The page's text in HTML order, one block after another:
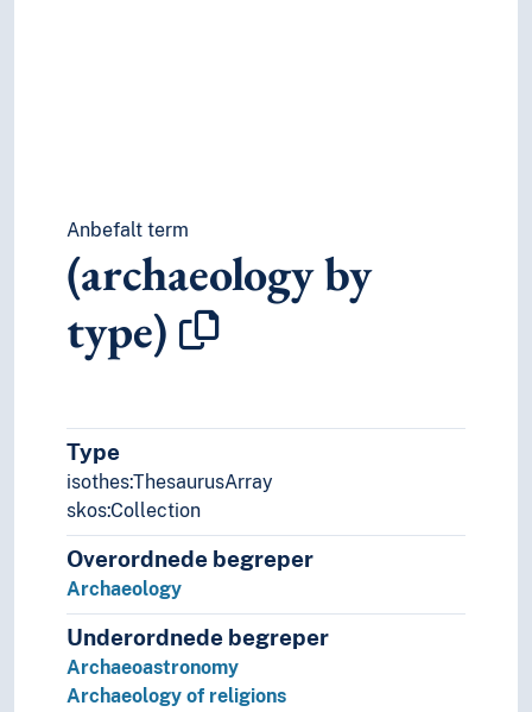
Anbefalt term
(archaeology by
type)
Type
isothes:ThesaurusArray
skos:Collection
Overordnede begreper
Archaeology
Underordnede begreper
Archaeoastronomy
Archaeology of religions